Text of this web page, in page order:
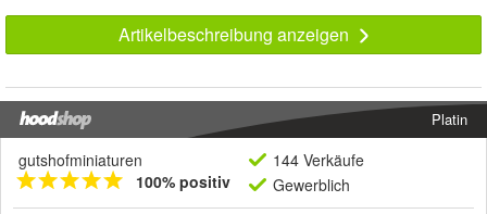
Artikelbeschreibung anzeigen
Platin
gutshofminiaturen
100% positiv
144 Verkäufe
Gewerblich